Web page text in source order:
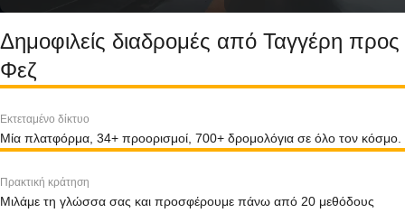
Δημοφιλείς διαδρομές από Ταγγέρη προς
Φεζ
Εκτεταμένο δίκτυο
Μία πλατφόρμα, 34+ προορισμοί, 700+ δρομολόγια σε όλο τον κόσμο.
Πρακτική κράτηση
Μιλάμε τη γλώσσα σας και προσφέρουμε πάνω από 20 μεθόδους